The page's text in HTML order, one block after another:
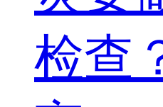
检查